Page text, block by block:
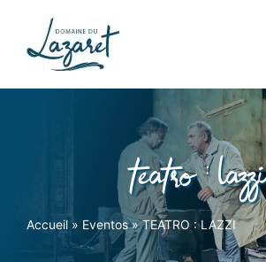
content
teatro : lazzi
Accueil» Eventos»TEATRO : LAZZI